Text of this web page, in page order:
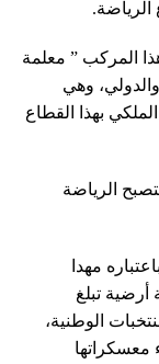
المركب ” معلمة
وهي
بهذا القطاع
الرياضة
مهدا
أرضية تبلغ
الوطنية،
معسكراتها